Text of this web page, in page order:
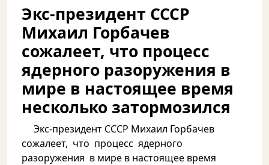
Экс-президент СССР
Михаил Горбачев
сожалеет, что процесс
ядерного разоружения в
мире в настоящее время
несколько затормозился
Экс-президент СССР Михаил Горбачев
сожалеет, что процесс ядерного
разоружения в мире в настоящее время